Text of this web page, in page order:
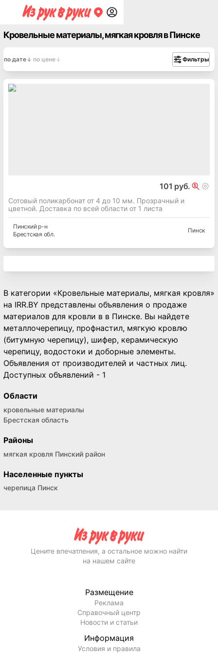
Кровельные материалы, мягкая кровля в Пинске
по дате по цене Фильтры
101 руб.
Сотовый поликарбонат от 4 до 10 мм. Прозрачный и
цветной. Доставка по всей области от 1 листа
Пинскийр-н
Брестская обл.
Пинск
В категории «Кровельные материалы, мягкая кровля»
на IRR.BY представлены объявления о продаже
материалов для кровли в в Пинске. Вы найдете
металлочерепицу, профнастил, мягкую кровлю
(битумную черепицу), шифер, керамическую
черепицу, водостоки и доборные элементы.
Объявления от производителей и частных лиц.
Доступных объявлений - 1
Области
кровельные материалы
Брестская область
Районы
мягкая кровля Пинский район
Населенные пункты
черепица Пинск
Цените впечатления, а остальное можно найти
на нашем сайте
Размещение
Реклама
Справочный центр
Новости и статьи
Информация
Условия и правила